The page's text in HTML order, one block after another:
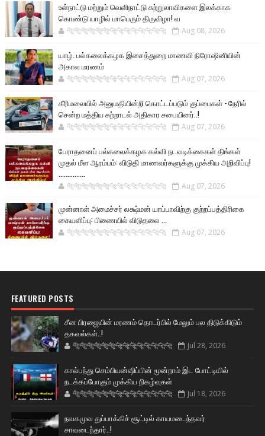
உள்நாட்டு மற்றும் வெளிநாட்டு சுற்றுலாவிகளை இலக்காக
கொண்டு யாழில் மாபெரும் திருவிழா! வ
🐅🐅🐅🐅🐅🐅🐆🐆🐆🐆🐆🐆🐆🐆 Aug 08, 2026
யாழ். பல்கலைக்கழக இசைத்துறை மாணவி நிரோஷினியின்
அகால மரணம்
🐅🐅🐅🐅🐅🐅🐆🐆🐆🐆🐆🐆🐆🐆 Aug 07, 2026
கீரிமலையில் அனுமதியின்றி கொட்டப்படும் குப்பைகள் - நேரில்
சென்ற மத்திய சுற்றாடல் அதிகார சபையினர்..!
🐅🐅🐅🐅🐅🐅🐆🐆🐆🐆🐆🐆🐆🐆 Aug 07, 2026
பேராதனைப் பல்கலைக்கழக கல்வி நடவடிக்கைகள் திங்கள்
முதல் மீள ஆரம்பம்: விடுதி மாணவர்களுக்கு முக்கிய அறிவிப்பு!
...............
🐅🐅🐅🐅🐅🐅🐆🐆🐆🐆🐆🐆🐆🐆 Aug 07, 2026
முன்னாள் அமைச்சர் லக்ஷ்மன் யாப்பாவிற்கு குற்றப்பத்திரிகை
கையளிப்பு: பிணையில் விடுதலை ...
🐅🐅🐅🐅🐅🐅🐆🐆🐆🐆🐆🐆🐆🐆 Aug 07, 2026
FEATURED POSTS
சீன பிரஜையின் மரணம் தொடர்பில் மேலும் பல திடுக்கிடும்
தகவல்கள்..!
🐅🐅🐅🐅🐅🐅🐆🐆🐆🐆🐆🐆🐆🐆 Jul 28, 2026
கால்பந்து செம்பியன்ஷிப்பின் மூன்றாம் இட போட்டியில்
நடக்கப்போகும் முக்கிய நிகழ்வுகள்
🐅🐅🐅🐅🐅🐅🐆🐆🐆🐆🐆🐆🐆🐆 Jul 18, 2026
நவகமுவ துப்பாக்கிச் சூட்டில் காயமடைந்தவர்
சாவடைந்தார்..!